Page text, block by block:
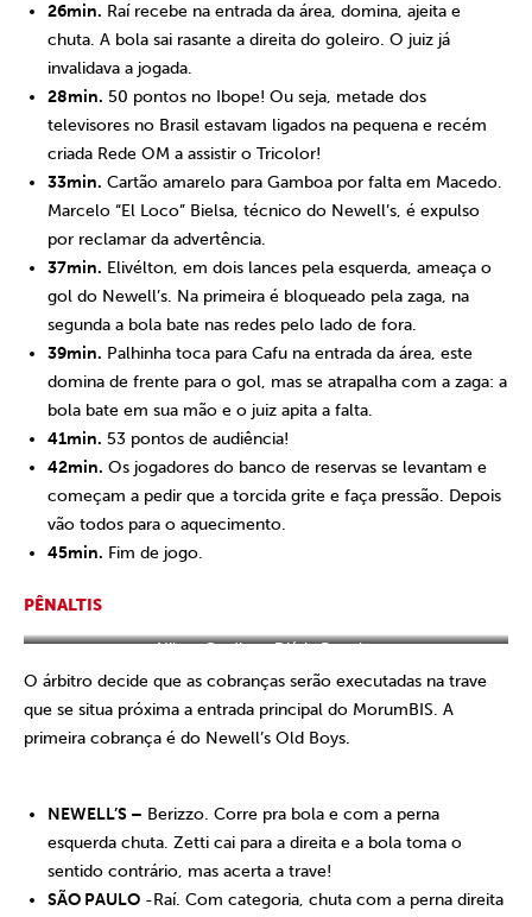
26min. Raí recebe na entrada da área, domina, ajeita e
chuta. A bola sai rasante a direita do goleiro. O juiz já
invalidava a jogada.
28min. 50 pontos no Ibope! Ou seja, metade dos
televisores no Brasil estavam ligados na pequena e recém
criada Rede OM a assistir o Tricolor!
33min. Cartão amarelo para Gamboa por falta em Macedo.
Marcelo “El Loco” Bielsa, técnico do Newell’s, é expulso
por reclamar da advertência.
37min. Elivélton, em dois lances pela esquerda, ameaça o
gol do Newell’s. Na primeira é bloqueado pela zaga, na
segunda a bola bate nas redes pelo lado de fora.
39min. Palhinha toca para Cafu na entrada da área, este
domina de frente para o gol, mas se atrapalha com a zaga: a
bola bate em sua mão e o juiz apita a falta.
41min. 53 pontos de audiência!
42min. Os jogadores do banco de reservas se levantam e
começam a pedir que a torcida grite e faça pressão. Depois
vão todos para o aquecimento.
45min. Fim de jogo.
PÊNALTIS
Nilton Cardim – Diário Popular
O árbitro decide que as cobranças serão executadas na trave
que se situa próxima a entrada principal do MorumBIS. A
primeira cobrança é do Newell’s Old Boys.
NEWELL’S – Berizzo. Corre pra bola e com a perna
esquerda chuta. Zetti cai para a direita e a bola toma o
sentido contrário, mas acerta a trave!
SÃO PAULO -Raí. Com categoria, chuta com a perna direita